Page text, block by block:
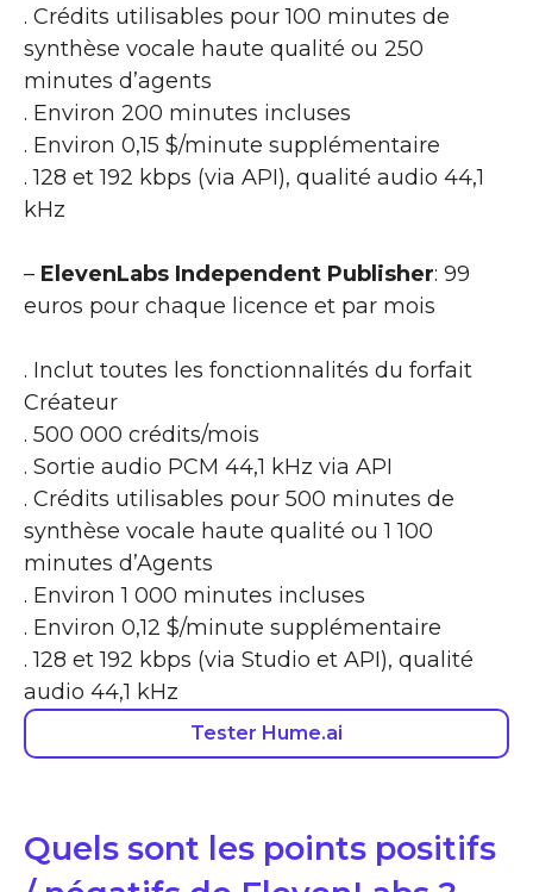
. Crédits utilisables pour 100 minutes de
synthèse vocale haute qualité ou 250
minutes d’agents
. Environ 200 minutes incluses
. Environ 0,15 $/minute supplémentaire
. 128 et 192 kbps (via API), qualité audio 44,1
kHz
– ElevenLabs Independent Publisher: 99
euros pour chaque licence et par mois
. Inclut toutes les fonctionnalités du forfait
Créateur
. 500 000 crédits/mois
. Sortie audio PCM 44,1 kHz via API
. Crédits utilisables pour 500 minutes de
synthèse vocale haute qualité ou 1 100
minutes d’Agents
. Environ 1 000 minutes incluses
. Environ 0,12 $/minute supplémentaire
. 128 et 192 kbps (via Studio et API), qualité
audio 44,1 kHz
Tester Hume.ai
Quels sont les points positifs